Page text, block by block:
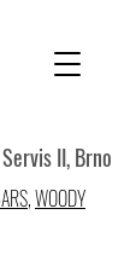
II, Brno
,WOODY